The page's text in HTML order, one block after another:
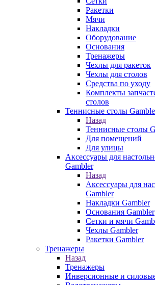
Ракетки
Мячи
Накладки
Оборудование
Основания
Тренажеры
Чехлы для ракеток
Чехлы для столов
Средства по уходу
Комплекты
столов
Теннисные столы
Назад
Теннисные столы
Для помещений
Для улицы
Аксессуары для
Gambler
Назад
Аксессуары для
Gambler
Накладки Gambler
Основания Gambler
Сетки и мячи
Чехлы Gambler
Ракетки Gambler
Тренажеры
Назад
Тренажеры
Инверсионные и